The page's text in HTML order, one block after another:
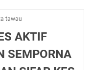
tawau
AKTIF
SEMPORNA